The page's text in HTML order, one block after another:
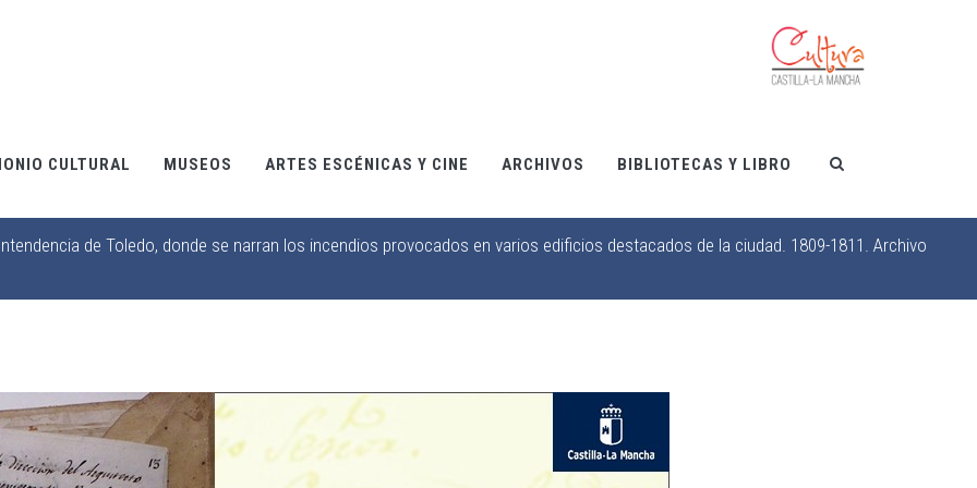
CULTURAL MUSEOS ARTES ESCÉNICAS Y CINE ARCHIVOS BIBLIOTECAS Y LIBRO
de Toledo, donde se narran los incendios provocados en varios edificios destacados de la ciudad. 1809-1811. Archivo